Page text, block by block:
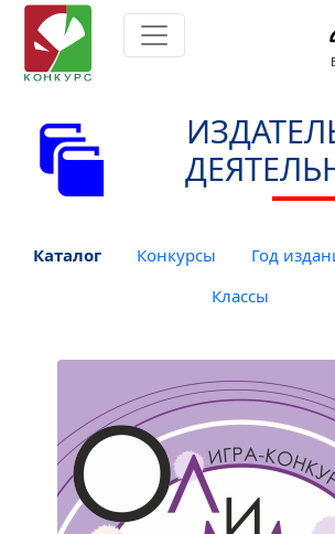
Каталог Конкурсы Год
Классы